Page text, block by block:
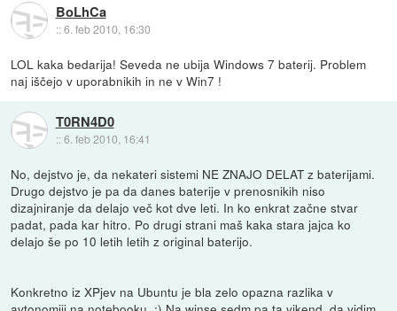
BoLhCa
::6. feb 2010, 16:30
LOL kaka bedarija! Seveda ne ubija Windows 7 baterij. Problem
naj iščejo v uporabnikih in ne v Win7 !
T0RN4D0
::6. feb 2010, 16:41
No, dejstvo je, da nekateri sistemi NE ZNAJO DELAT z baterijami.
Drugo dejstvo je pa da danes baterije v prenosnikih niso
dizajniranje da delajo več kot dve leti. In ko enkrat začne stvar
padat, pada kar hitro. Po drugi strani maš kaka stara jajca ko
delajo še po 10 letih letih z original baterijo.
Konkretno iz XPjev na Ubuntu je bla zelo opazna razlika v